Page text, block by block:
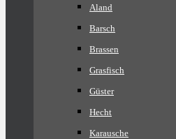
Aland
Barsch
Brassen
Grasfisch
Güster
Hecht
Karausche